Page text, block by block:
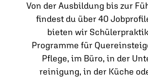
Von der Ausbildung bis zur
findest du über 40
bieten wir
Programme für
Pflege, im Büro, in der
reinigung, in der Küche